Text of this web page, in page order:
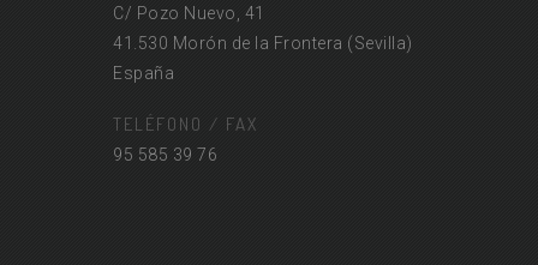
C/ Pozo Nuevo, 41
41.530 Morón de la Frontera (Sevilla)
España
TELÉFONO / FAX
95 585 39 76